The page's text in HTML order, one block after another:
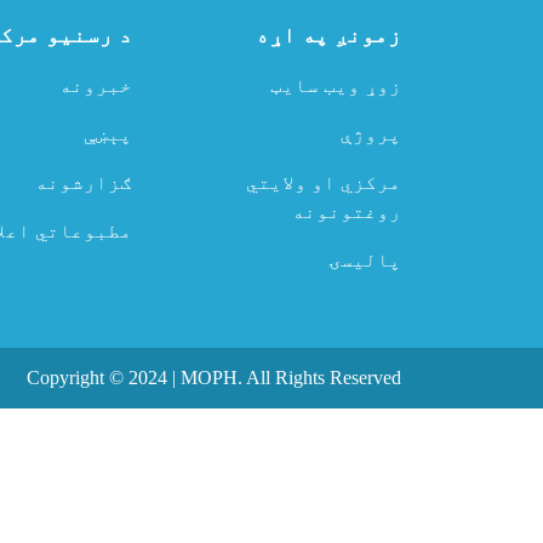
زمونږ په اړه
زوړ ویب سایټ
پروژې
مرکزي او ولایتي
روغتونونه
پالیسۍ
د رسنیو
خبرونه
پېښې
ګزارشونه
مطبوعاتي
Copyright © 2024 | MOPH. All Rights Reserved